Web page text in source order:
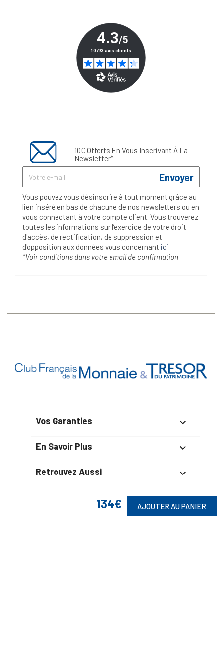
134€ AJOUTER AU PANIER
10€ Offerts En Vous Inscrivant À La
Newsletter*
Envoyer
Vous pouvez vous désinscrire à tout moment grâce au
lien inséré en bas de chacune de nos newsletters ou en
vous connectant à votre compte client. Vous trouverez
toutes les informations sur l’exercice de votre droit
d'accès, de rectification, de suppression et
d'opposition aux données vous concernant ici
*Voir conditions dans votre email de confirmation
Vos Garanties 
En Savoir Plus 
Retrouvez Aussi 